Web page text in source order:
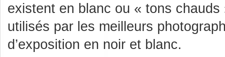
existent en blanc ou « tons
utilisés par les meilleurs
d’exposition en noir et blanc.